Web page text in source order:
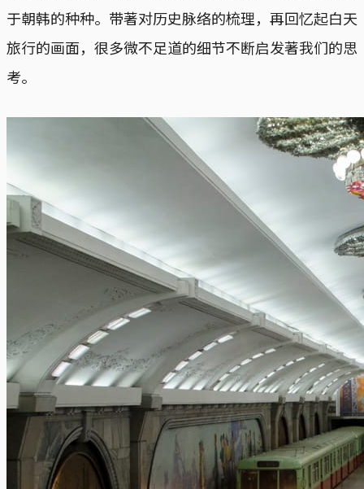
于朝韩的种种。带著对历史脉络的梳理，再回忆起白天
旅行的画面，很多微不足道的细节不断启发著我们的思
考。